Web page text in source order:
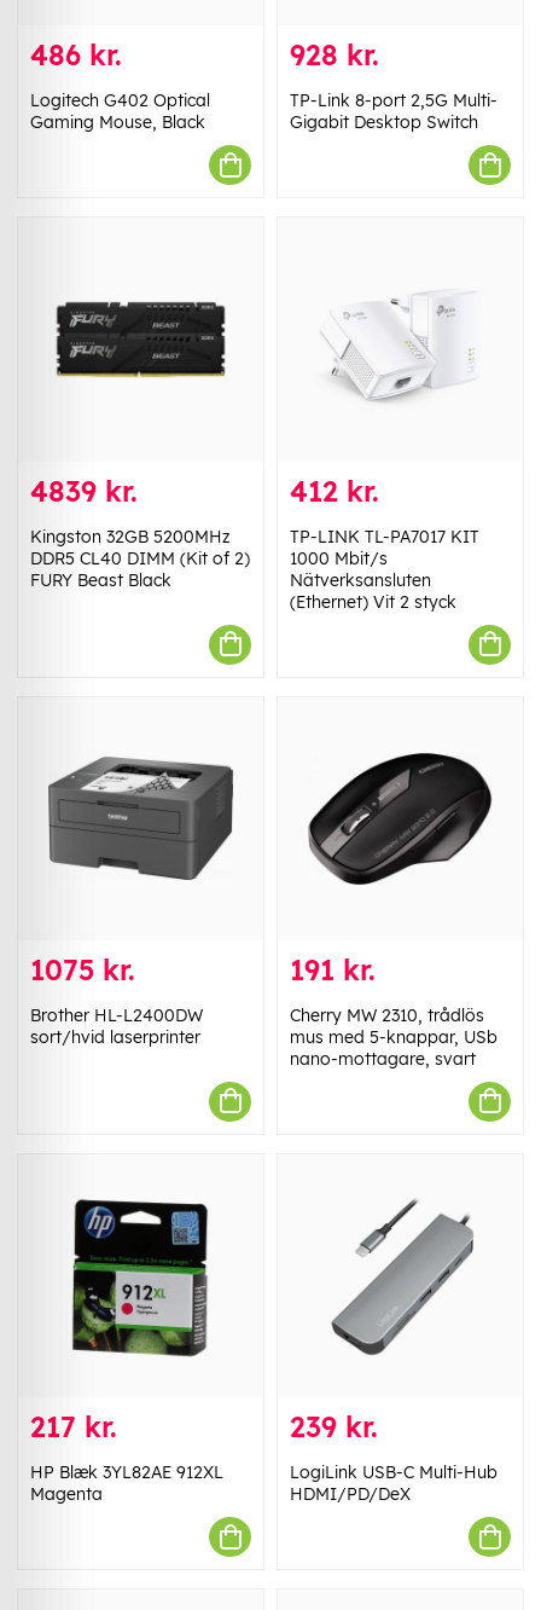
486 kr.
Logitech G402 Optical
Gaming Mouse, Black
928 kr.
TP-Link 8-port 2,5G Multi-
Gigabit Desktop Switch
4839 kr.
Kingston 32GB 5200MHz
DDR5 CL40 DIMM (Kit of 2)
FURY Beast Black
412 kr.
TP-LINK TL-PA7017 KIT
1000 Mbit/s
Nätverksansluten
(Ethernet) Vit 2 styck
1075 kr.
Brother HL-L2400DW
sort/hvid laserprinter
191 kr.
Cherry MW 2310, trådlös
mus med 5-knappar, USb
nano-mottagare, svart
217 kr.
HP Blæk 3YL82AE 912XL
Magenta
239 kr.
LogiLink USB-C Multi-Hub
HDMI/PD/DeX